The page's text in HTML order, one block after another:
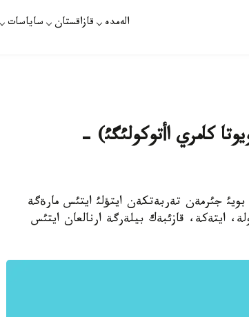
الەمدە قازاقستان ساياسات
كامري اأتوكولئگئ) -
كذن بويئ جئرمةن تةربةتكةن ايتؤلئ ايتئس مارةگة
ايتةكة، قازئبةك بيلةرگة ارنالعان ايتئس